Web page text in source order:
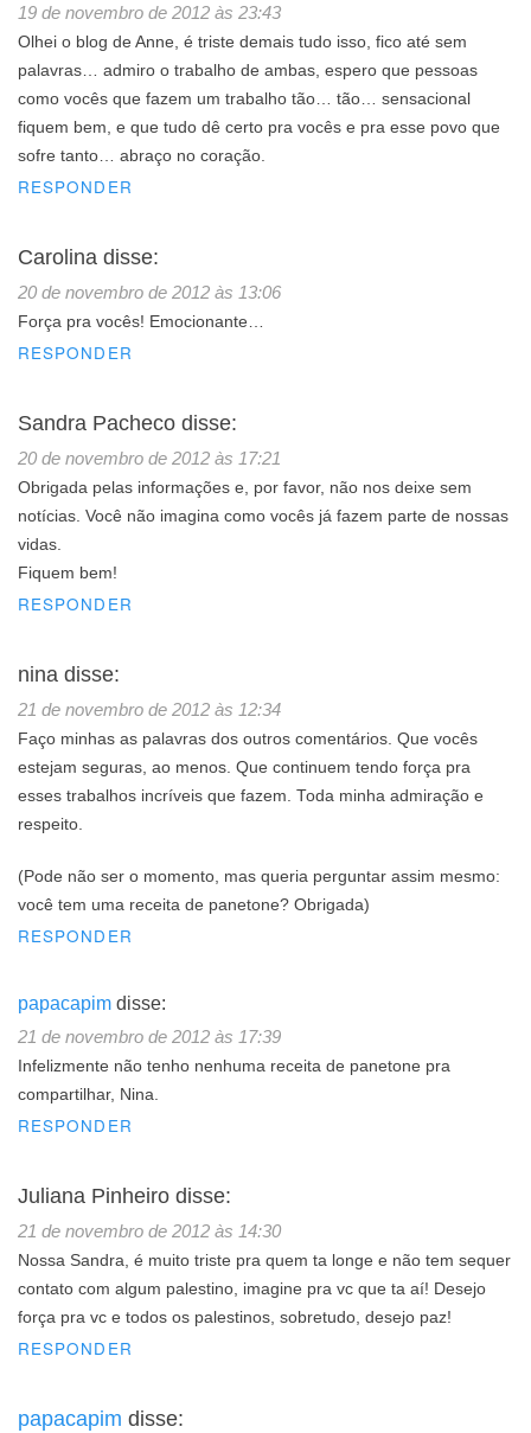
19 de novembro de 2012 às 23:43
Olhei o blog de Anne, é triste demais tudo isso, fico até sem
palavras… admiro o trabalho de ambas, espero que pessoas
como vocês que fazem um trabalho tão… tão… sensacional
fiquem bem, e que tudo dê certo pra vocês e pra esse povo que
sofre tanto… abraço no coração.
RESPONDER
Carolina disse:
20 de novembro de 2012 às 13:06
Força pra vocês! Emocionante…
RESPONDER
Sandra Pacheco disse:
20 de novembro de 2012 às 17:21
Obrigada pelas informações e, por favor, não nos deixe sem
notícias. Você não imagina como vocês já fazem parte de nossas
vidas.
Fiquem bem!
RESPONDER
nina disse:
21 de novembro de 2012 às 12:34
Faço minhas as palavras dos outros comentários. Que vocês
estejam seguras, ao menos. Que continuem tendo força pra
esses trabalhos incríveis que fazem. Toda minha admiração e
respeito.
(Pode não ser o momento, mas queria perguntar assim mesmo:
você tem uma receita de panetone? Obrigada)
RESPONDER
papacapim disse:
21 de novembro de 2012 às 17:39
Infelizmente não tenho nenhuma receita de panetone pra
compartilhar, Nina.
RESPONDER
Juliana Pinheiro disse:
21 de novembro de 2012 às 14:30
Nossa Sandra, é muito triste pra quem ta longe e não tem sequer
contato com algum palestino, imagine pra vc que ta aí! Desejo
força pra vc e todos os palestinos, sobretudo, desejo paz!
RESPONDER
papacapim disse: